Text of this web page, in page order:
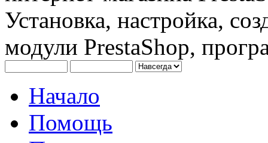
Установка, настройка,
модули PrestaShop,
Начало
Помощь